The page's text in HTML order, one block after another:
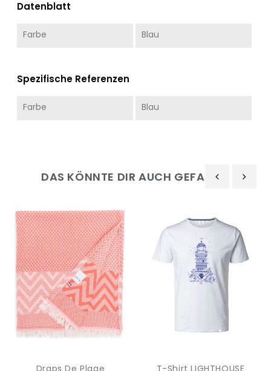
Datenblatt
Farbe Blau
Spezifische Referenzen
Farbe Blau
DAS KÖNNTE DIR AUCH GEFALLEN